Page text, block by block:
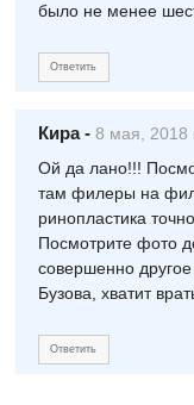
было не менее
Ответить
Кира - 8 мая, 2018
Ой да лано!!!
там филеры на
ринопластика
Посмотрите фото
совершенно
Бузова, хватит
Ответить